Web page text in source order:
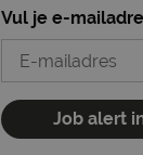
Vul je e-
Job alert